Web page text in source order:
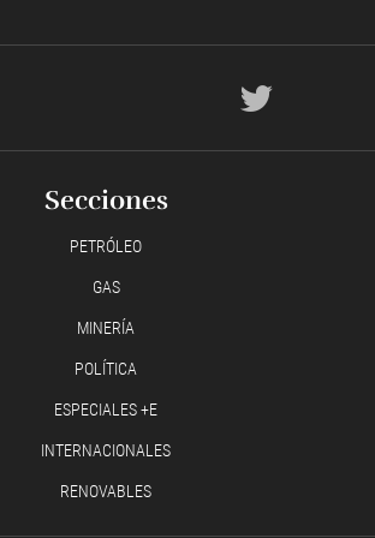
Secciones
PETRÓLEO
GAS
MINERÍA
POLÍTICA
ESPECIALES +E
INTERNACIONALES
RENOVABLES